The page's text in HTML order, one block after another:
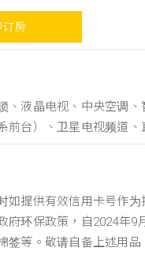
订房
、液晶电视、中央空调
前台）、卫星电视频道
如提供有效信用卡号作为
府环保政策，自2024年9
签等。敬请自备上述用品